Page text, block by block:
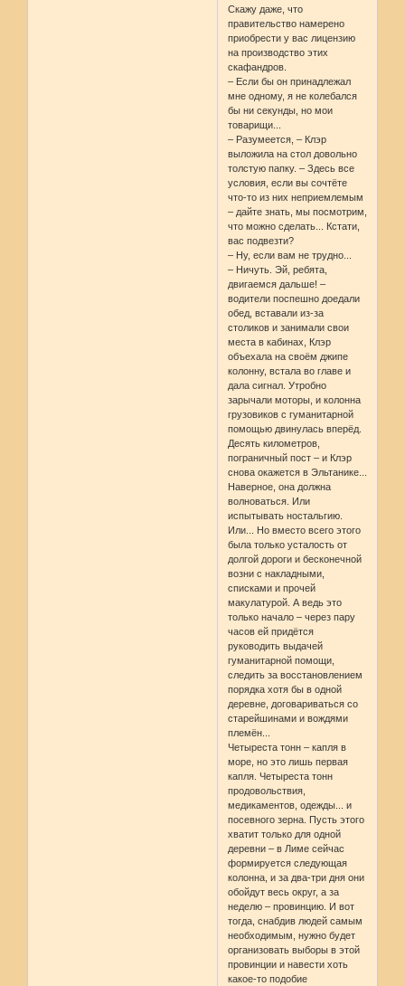
Скажу даже, что
правительство намерено
приобрести у вас лицензию
на производство этих
скафандров.
– Если бы он принадлежал
мне одному, я не колебался
бы ни секунды, но мои
товарищи...
– Разумеется, – Клэр
выложила на стол довольно
толстую папку. – Здесь все
условия, если вы сочтёте
что-то из них неприемлемым
– дайте знать, мы посмотрим,
что можно сделать... Кстати,
вас подвезти?
– Ну, если вам не трудно...
– Ничуть. Эй, ребята,
двигаемся дальше! –
водители поспешно доедали
обед, вставали из-за
столиков и занимали свои
места в кабинах, Клэр
объехала на своём джипе
колонну, встала во главе и
дала сигнал. Утробно
зарычали моторы, и колонна
грузовиков с гуманитарной
помощью двинулась вперёд.
Десять километров,
пограничный пост – и Клэр
снова окажется в Эльтанике...
Наверное, она должна
волноваться. Или
испытывать ностальгию.
Или... Но вместо всего этого
была только усталость от
долгой дороги и бесконечной
возни с накладными,
списками и прочей
макулатурой. А ведь это
только начало – через пару
часов ей придётся
руководить выдачей
гуманитарной помощи,
следить за восстановлением
порядка хотя бы в одной
деревне, договариваться со
старейшинами и вождями
племён...
Четыреста тонн – капля в
море, но это лишь первая
капля. Четыреста тонн
продовольствия,
медикаментов, одежды... и
посевного зерна. Пусть этого
хватит только для одной
деревни – в Лиме сейчас
формируется следующая
колонна, и за два-три дня они
обойдут весь округ, а за
неделю – провинцию. И вот
тогда, снабдив людей самым
необходимым, нужно будет
организовать выборы в этой
провинции и навести хоть
какое-то подобие